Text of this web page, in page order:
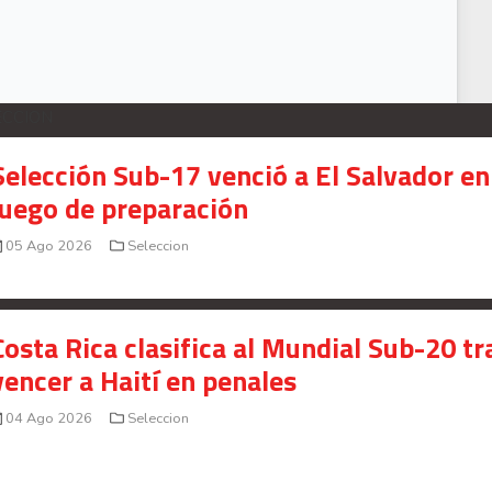
Sub-17 venció a El Salvador en
de preparación
05 Ago 2026 Seleccion
Rica clasifica al Mundial Sub-20
a Haití en penales
04 Ago 2026 Seleccion